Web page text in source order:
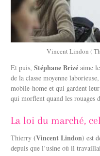
Vincent Lindon (
Et puis,Stéphane Brizé aime
de la classe moyenne
mobile-home et qui gardent
qui morflent quand les rouages
La loi du marché,
Thierry(Vincent Lindon) est
depuis que l’usine où il